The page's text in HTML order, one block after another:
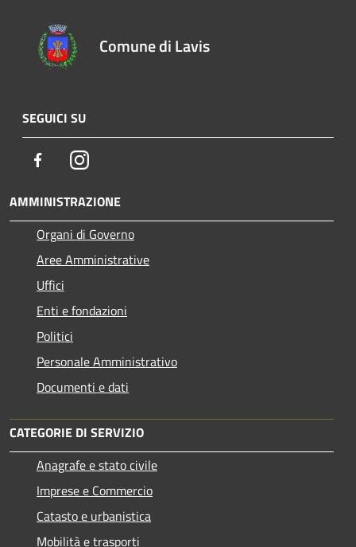
Comune di Lavis
SEGUICI SU
FacebookInstagram
AMMINISTRAZIONE
Organi di Governo
Aree Amministrative
Uffici
Enti e fondazioni
Politici
Personale Amministrativo
Documenti e dati
CATEGORIE DI SERVIZIO
Anagrafe e stato civile
Imprese e Commercio
Catasto e urbanistica
Mobilità e trasporti